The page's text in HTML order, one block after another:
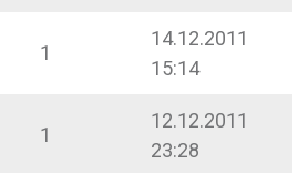
1
14.12.2011
15:14
1
12.12.2011
23:28